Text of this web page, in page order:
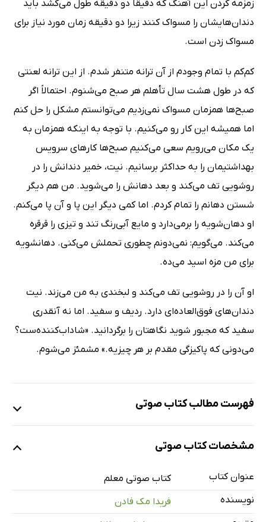
زمزمه کردن این آهنگ که دقیقاً دو دقیقه طول می‌کشد باید
دندان‌هایشان را مسواک کنند زیرا دو دقیقه زمان مورد نیاز برای
مسواک زدن است.
کم‌کم با تمام وجودم از آن ترانه متنفر شدم. از این ترانه لعنتی
که در طول هشت سال تأهلم هر صبح می‌شنوم. احتمالاً اگر
صبح‌ها همزمان مسواک نمی‌زدیم می‌توانستم مشکل را حل کنم
اما همیشه این کار رو می‌کنیم. با توجه به اینکه همزمان به
یک مکان می‌رویم سعی می‌کنیم صبح‌ها کارهای سرویس
بهداشتیمان را به حداکثر برسانیم. نیت، خمیر دندانش را در
روشویی تف می‌کند و بعد دهانش را می‌شوید. من هم دیگر
شستن دهانم را تمام کردم. اما کمی دیگر این پا و آن پا می‌کنم.
او دهان‌شویه را برمی‌دارد و مایع آبی‌رنگ تند و تیزی را قرقره
می‌کند. می‌گویم: نمی‌دونم چطوری تحملش می‌کنی. دهانشویه
برای من مزه اسید می‌ده.
او آن را در روشویی تف می‌کند و لبخندی به من می‌زند. نیت
دندان‌های فوق‌العاده‌ای دارد. ردیف و سفید. اما نه آنقدری
سفید که مجبور شوید نگاهتان را برگردانید. «شاداب‌کننده‌ست؟
می‌دونی که پاکیزگی مقدم بر هر چیزیه.» مشمئز می‌شوم.
فهرست مطالب کتاب صوتی
قسمت سی
معرفی و قسمت یک
قسمت دو
مشخصات کتاب صوتی
عنوان کتاب
کتاب صوتی معلم
نویسنده
فریدا مک فادن